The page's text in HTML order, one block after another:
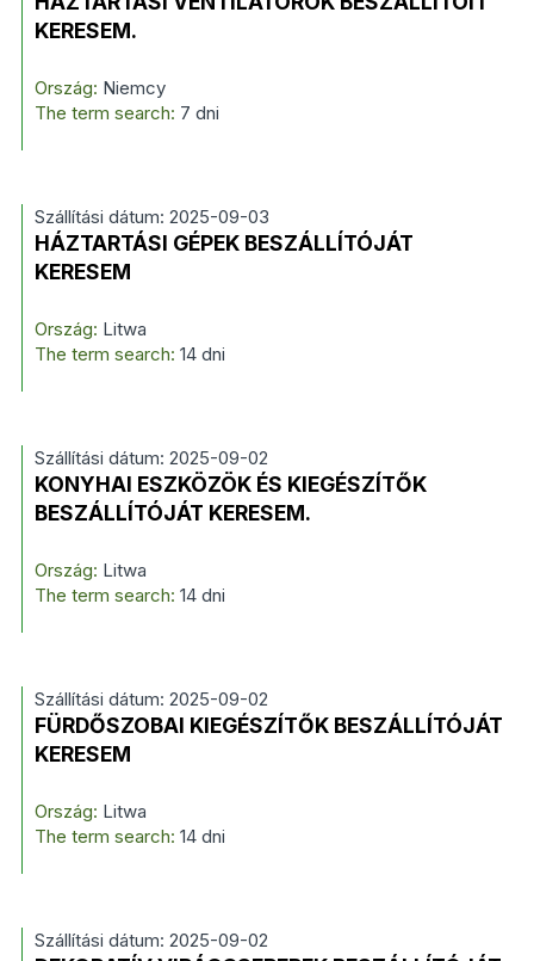
KERESEM.
Ország: Niemcy
The term search: 7 dni
Szállítási dátum: 2025-09-03
HÁZTARTÁSI GÉPEK BESZÁLLÍTÓJÁT
KERESEM
Ország: Litwa
The term search: 14 dni
Szállítási dátum: 2025-09-02
KONYHAI ESZKÖZÖK ÉS KIEGÉSZÍTŐK
BESZÁLLÍTÓJÁT KERESEM.
Ország: Litwa
The term search: 14 dni
Szállítási dátum: 2025-09-02
FÜRDŐSZOBAI KIEGÉSZÍTŐK BESZÁLLÍTÓJÁT
KERESEM
Ország: Litwa
The term search: 14 dni
Szállítási dátum: 2025-09-02